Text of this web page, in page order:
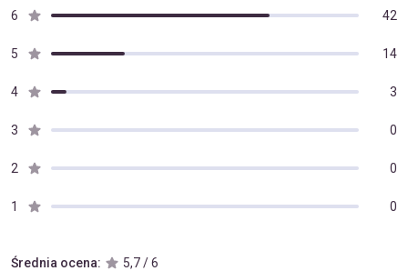
6 42
5 14
4 3
3 0
2 0
1 0
Średnia ocena: 5,7 / 6